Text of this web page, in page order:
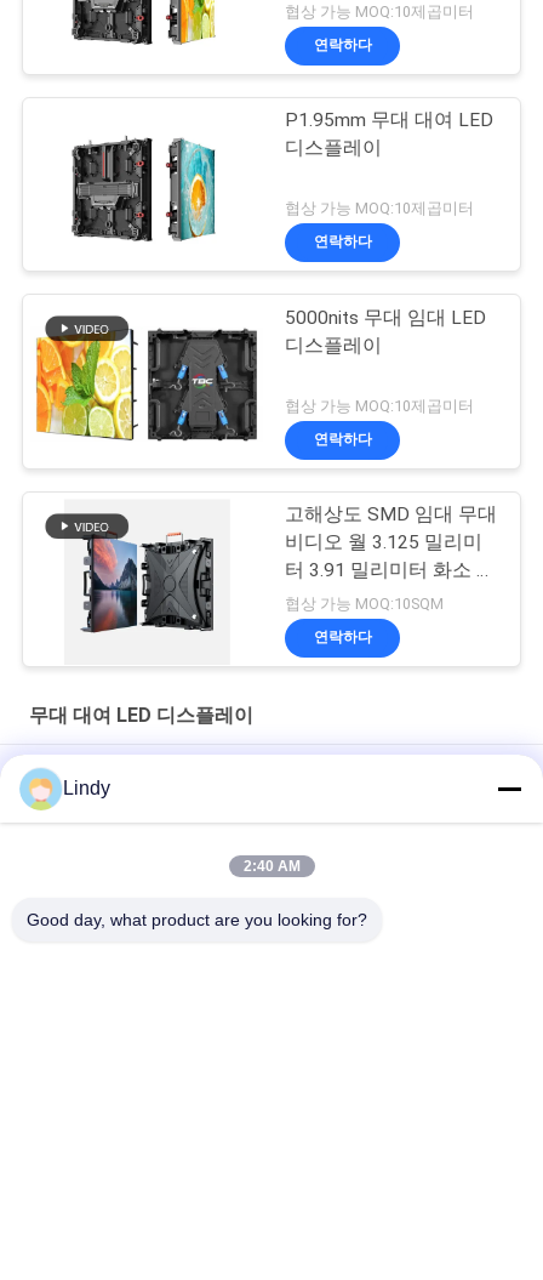
협상 가능 MOQ:10제곱미터
연락하다
P1.95mm 무대 대여 LED
디스플레이
협상 가능 MOQ:10제곱미터
연락하다
5000nits 무대 임대 LED
디스플레이
협상 가능 MOQ:10제곱미터
연락하다
고해상도 SMD 임대 무대
비디오 월 3.125 밀리미
터 3.91 밀리미터 화소 피
치
협상 가능 MOQ:10SQM
연락하다
무대 대여 LED 디스플레이
거대한 시리즈 500x500mm 임대는 화면에게 3840Hz 제거할 수
있는 전원 박스를 보내게 했습니다
Lindy
2:40 AM
Good day, what product are you looking for?